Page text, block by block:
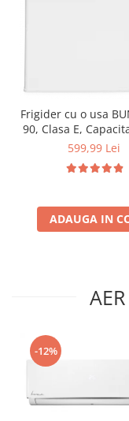
Frigider cu o usa
90, Clasa E,
Iluminare
cm, Alb
599,99 Lei
ADAUGA IN
-12%